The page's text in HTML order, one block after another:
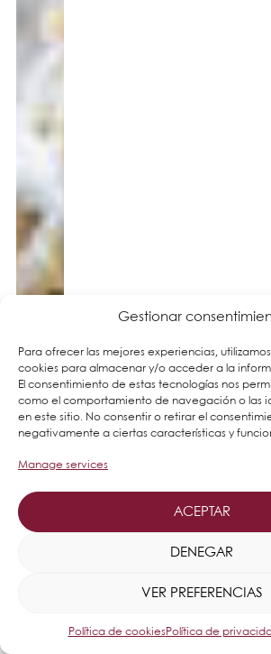
Gestionar
Para ofrecer las mejores experiencias,
cookies para almacenar y/o acceder a la
El consentimiento de estas tecnologías nos
como el comportamiento de navegación o las
en este sitio. No consentir o retirar el
negativamente a ciertas características y
Manage services
ACEPTAR
DENEGAR
VER PREFERENCIAS
Política de cookiesPolítica de